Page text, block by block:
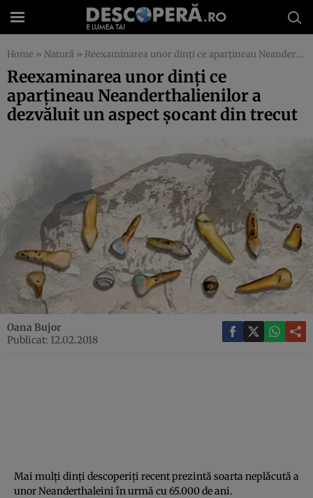
Home » Natură » Reexaminarea unor dinţi ce aparţineau Neanderthalienilor a dezvăluit un aspect şocant din trecut
Reexaminarea unor dinţi ce
aparţineau Neanderthalienilor a
dezvăluit un aspect şocant din trecut
Oana Bujor
Publicat: 12.02.2018
Mai mulţi dinţi descoperiţi recent prezintă soarta neplăcută a
unor Neanderthaleini în urmă cu 65.000 de ani.